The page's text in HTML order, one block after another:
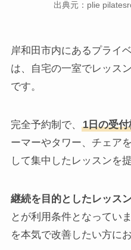
出典元：plie
岸和田市内にあるプライ
は、自宅の一室でレッス
です。
完全予約制で、 1日の受
ーマーやタワー、チェア
して集中したレッスンを
継続を目的としたレッス
とが利用条件となってい
を本気で改善したい方に